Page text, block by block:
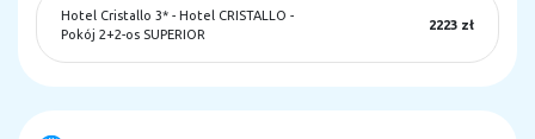
Hotel Cristallo 3* - Hotel CRISTALLO -
Pokój 2+2-os SUPERIOR
2223 zł